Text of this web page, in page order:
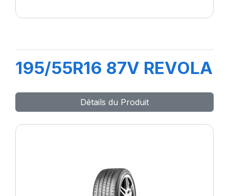
195/55R16 87V REVOLA
Détails du Produit